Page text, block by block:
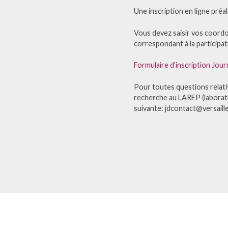
Une inscription en ligne
Vous devez saisir vos
correspondant à la
Formulaire d’inscription
Pour toutes questions
recherche au LAREP
suivante: